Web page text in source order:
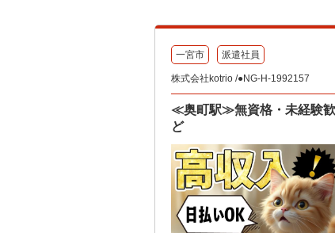
一宮市 派遣社員
株式会社kotrio /●NG-H-1992157
≪奥町駅≫無資格・未経験
ど